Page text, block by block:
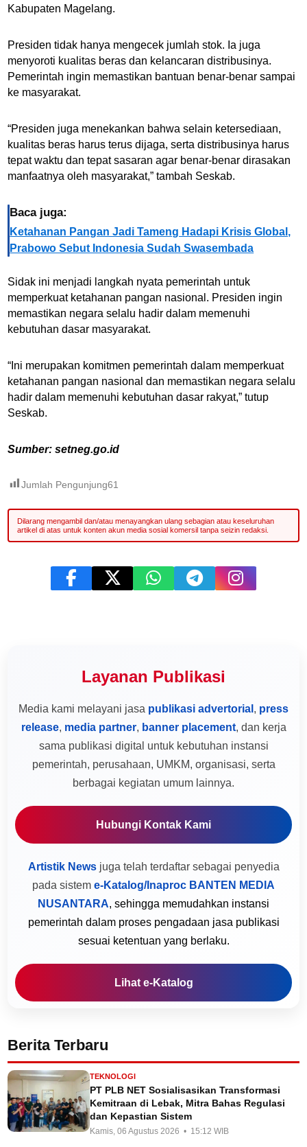
Kabupaten Magelang.
Presiden tidak hanya mengecek jumlah stok. Ia juga
menyoroti kualitas beras dan kelancaran distribusinya.
Pemerintah ingin memastikan bantuan benar-benar sampai
ke masyarakat.
“Presiden juga menekankan bahwa selain ketersediaan,
kualitas beras harus terus dijaga, serta distribusinya harus
tepat waktu dan tepat sasaran agar benar-benar dirasakan
manfaatnya oleh masyarakat,” tambah Seskab.
Baca juga:
Ketahanan Pangan Jadi Tameng Hadapi Krisis Global,
Prabowo Sebut Indonesia Sudah Swasembada
Sidak ini menjadi langkah nyata pemerintah untuk
memperkuat ketahanan pangan nasional. Presiden ingin
memastikan negara selalu hadir dalam memenuhi
kebutuhan dasar masyarakat.
“Ini merupakan komitmen pemerintah dalam memperkuat
ketahanan pangan nasional dan memastikan negara selalu
hadir dalam memenuhi kebutuhan dasar rakyat,” tutup
Seskab.
Sumber: setneg.go.id
Jumlah Pengunjung61
Layanan Publikasi
Media kami melayani jasa publikasi advertorial , press
release, media partner, banner placement, dan kerja
sama publikasi digital untuk kebutuhan instansi
pemerintah, perusahaan, UMKM, organisasi, serta
berbagai kegiatan umum lainnya.
Hubungi Kontak Kami
Artistik Newsjuga telah terdaftar sebagai penyedia
pada sistem e-Katalog/Inaproc BANTEN MEDIA
NUSANTARA, sehingga memudahkan instansi
pemerintah dalam proses pengadaan jasa publikasi
sesuai ketentuan yang berlaku.
Lihat e-Katalog
Berita Terbaru
TEKNOLOGI
PT PLB NET Sosialisasikan Transformasi
Kemitraan di Lebak, Mitra Bahas Regulasi
dan Kepastian Sistem
Kamis, 06 Agustus 2026 • 15:12 WIB